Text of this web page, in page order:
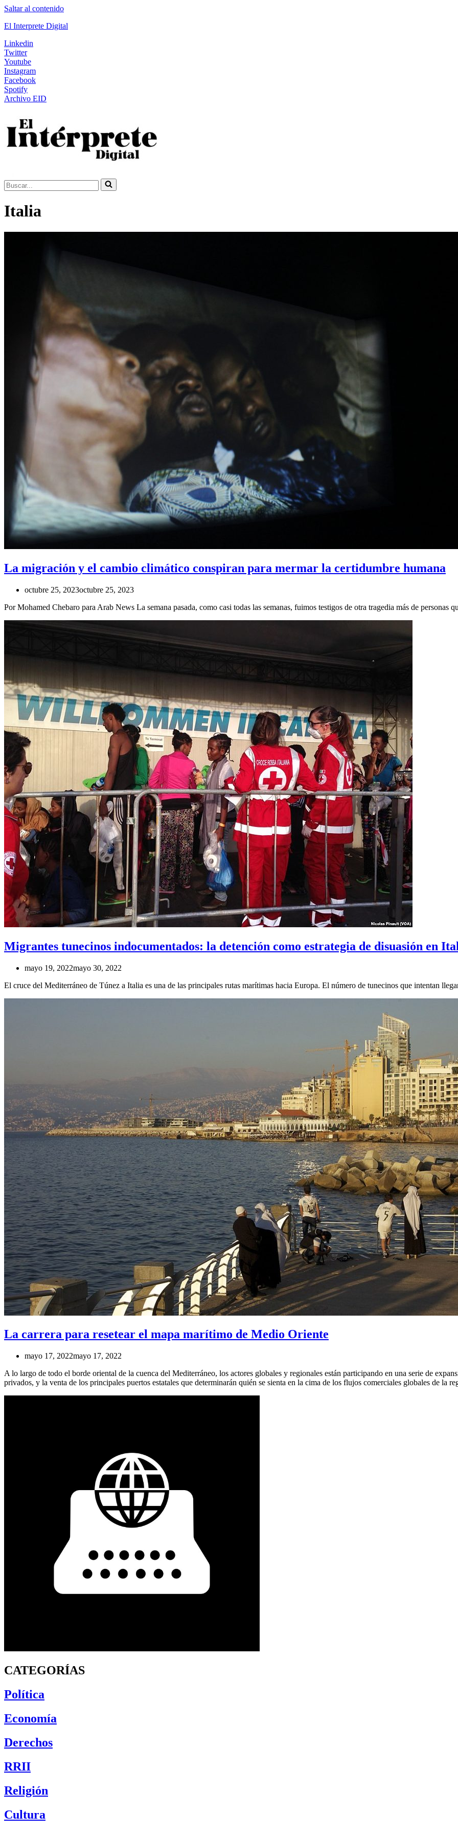
Saltar al contenido
El Interprete Digital
Linkedin
Twitter
Youtube
Instagram
Facebook
Spotify
Archivo EID
Buscar...
Italia
La migración y el cambio climático conspiran para mermar la certidumbre humana
octubre 25, 2023octubre 25, 2023
Por Mohamed Chebaro para Arab News La semana pasada, como casi todas las semanas, fuimos testigos de otra tragedia más de personas
Migrantes tunecinos indocumentados: la detención como estrategia de disuasión en
mayo 19, 2022mayo 30, 2022
El cruce del Mediterráneo de Túnez a Italia es una de las principales rutas marítimas hacia Europa. El número de tunecinos que intentan
La carrera para resetear el mapa marítimo de Medio Oriente
mayo 17, 2022mayo 17, 2022
A lo largo de todo el borde oriental de la cuenca del Mediterráneo, los actores globales y regionales están participando en una serie de
privados, y la venta de los principales puertos estatales que determinarán quién se sienta en la cima de los flujos comerciales globales de la
CATEGORÍAS
Política
Economía
Derechos
RRII
Religión
Cultura